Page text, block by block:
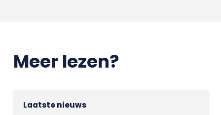
Meer lezen?
Laatste nieuws